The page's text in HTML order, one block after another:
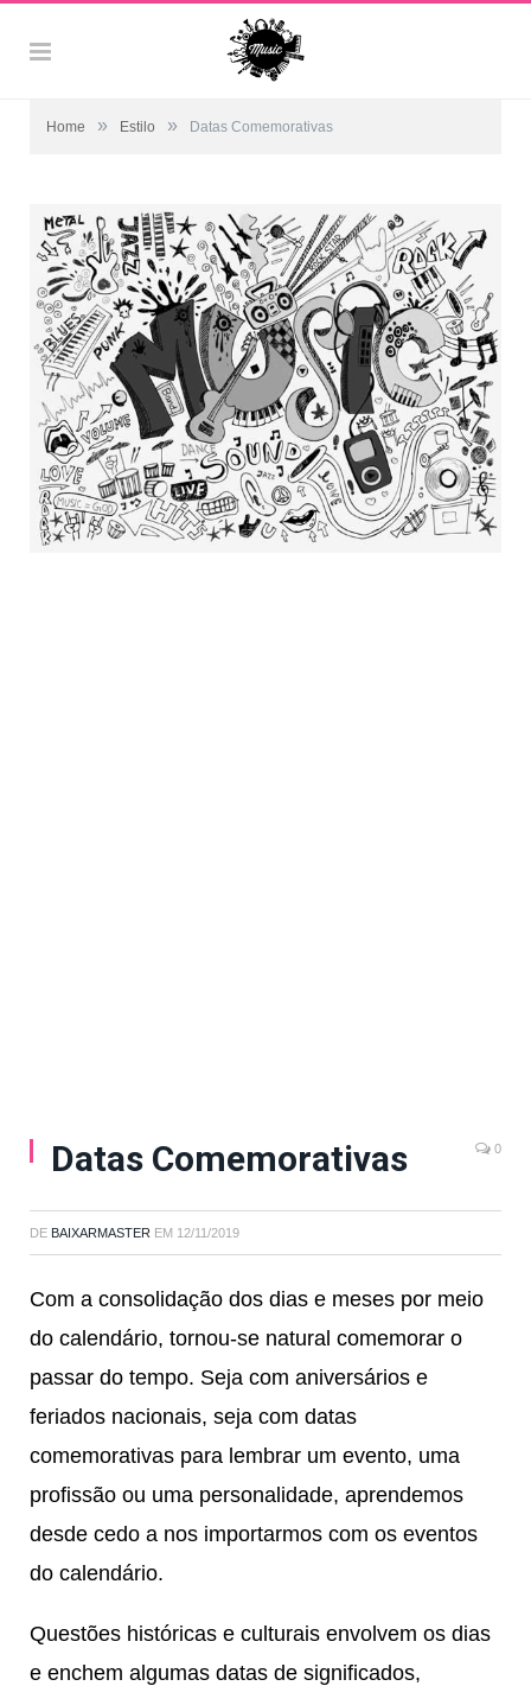
Home » Estilo » Datas Comemorativas
Datas Comemorativas 0
DE BAIXARMASTER EM 12/11/2019
Com a consolidação dos dias e meses por meio
do calendário, tornou-se natural comemorar o
passar do tempo. Seja com aniversários e
feriados nacionais, seja com datas
comemorativas para lembrar um evento, uma
profissão ou uma personalidade, aprendemos
desde cedo a nos importarmos com os eventos
do calendário.
Questões históricas e culturais envolvem os dias
e enchem algumas datas de significados,